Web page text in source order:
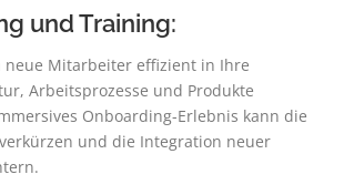
und Training:
neue Mitarbeiter effizient in Ihre
Arbeitsprozesse und Produkte
Onboarding-Erlebnis kann die
und die Integration neuer